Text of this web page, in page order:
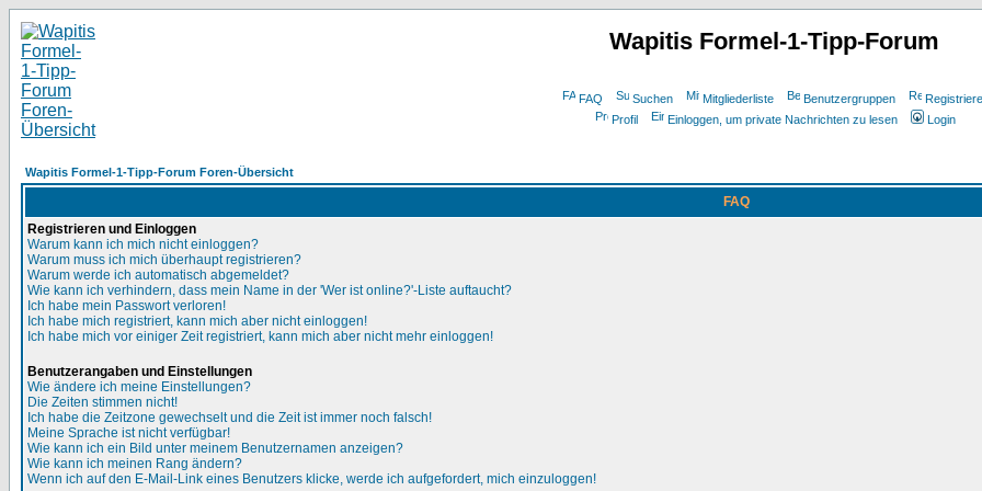
Wapitis Formel-1-Tipp-Forum
FAQ Suchen Mitgliederliste Benutzergruppen
Profil
Einloggen, um private Nachrichten zu lesen Login
Wapitis Formel-1-Tipp-Forum Foren-Übersicht
FAQ
Registrieren und Einloggen
Warum kann ich mich nicht einloggen?
Warum muss ich mich überhaupt registrieren?
Warum werde ich automatisch abgemeldet?
Wie kann ich verhindern, dass mein Name in der 'Wer ist online?'-Liste auftaucht?
Ich habe mein Passwort verloren!
Ich habe mich registriert, kann mich aber nicht einloggen!
Ich habe mich vor einiger Zeit registriert, kann mich aber nicht mehr einloggen!
Benutzerangaben und Einstellungen
Wie ändere ich meine Einstellungen?
Die Zeiten stimmen nicht!
Ich habe die Zeitzone gewechselt und die Zeit ist immer noch falsch!
Meine Sprache ist nicht verfügbar!
Wie kann ich ein Bild unter meinem Benutzernamen anzeigen?
Wie kann ich meinen Rang ändern?
Wenn ich auf den E-Mail-Link eines Benutzers klicke, werde ich aufgefordert, mich einzuloggen!